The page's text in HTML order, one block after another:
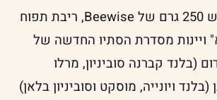
המארז כולל דבש 250 גרם של Beewise, ריבת תפוח
ויינות מסדרת הסתיו החדשה של
(בלנד קברנה סוביניון, מרלו
ויונייה, מוסקט וסוביניון בלאן)